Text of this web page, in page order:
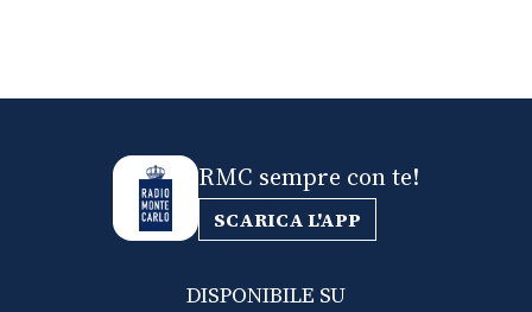
RMC sempre con te!
SCARICA L'APP
DISPONIBILE SU